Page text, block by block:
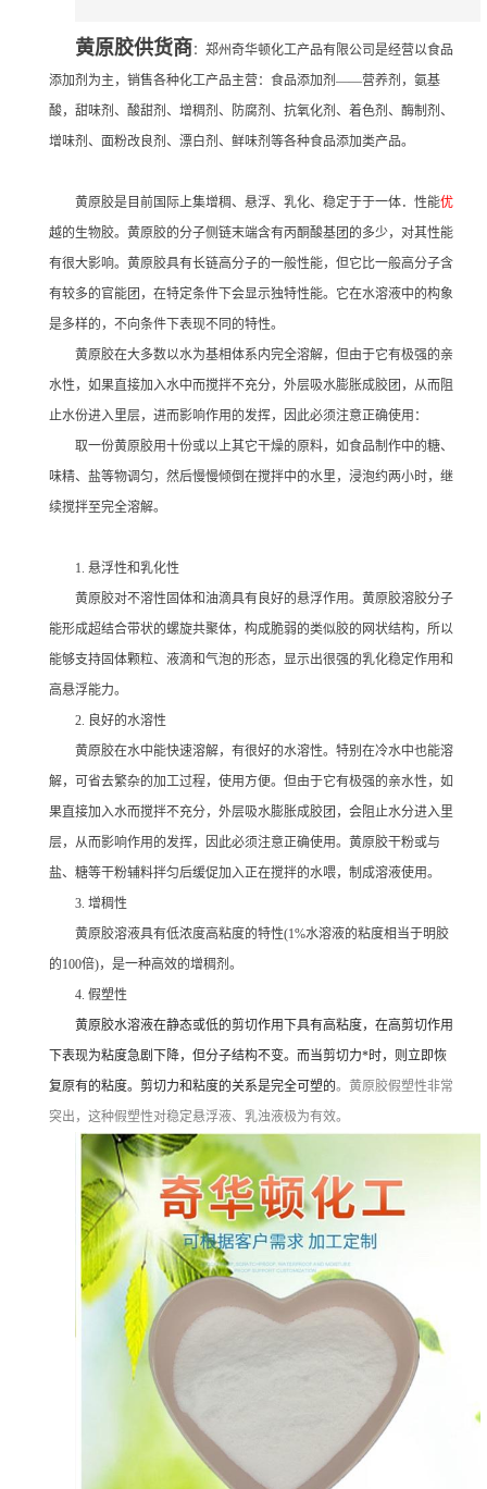
黄原胶供货商 ：郑州奇华顿化工产品有限公司是经营以食品
添加剂为主，销售各种化工产品主营：食品添加剂——营养剂，氨基
酸，甜味剂、酸甜剂、增稠剂、防腐剂、抗氧化剂、着色剂、酶制剂、
增味剂、面粉改良剂、漂白剂、鲜味剂等各种食品添加类产品。
黄原胶是目前国际上集增稠、悬浮、乳化、稳定于于一体．性能优
越的生物胶。黄原胶的分子侧链末端含有丙酮酸基团的多少，对其性能
有很大影响。黄原胶具有长链高分子的一般性能，但它比一般高分子含
有较多的官能团，在特定条件下会显示独特性能。它在水溶液中的构象
是多样的，不向条件下表现不同的特性。
黄原胶在大多数以水为基相体系内完全溶解，但由于它有极强的亲
水性，如果直接加入水中而搅拌不充分，外层吸水膨胀成胶团，从而阻
止水份进入里层，进而影响作用的发挥，因此必须注意正确使用：
取一份黄原胶用十份或以上其它干燥的原料，如食品制作中的糖、
味精、盐等物调匀，然后慢慢倾倒在搅拌中的水里，浸泡约两小时，继
续搅拌至完全溶解。
1. 悬浮性和乳化性
黄原胶对不溶性固体和油滴具有良好的悬浮作用。黄原胶溶胶分子
能形成超结合带状的螺旋共聚体，构成脆弱的类似胶的网状结构，所以
能够支持固体颗粒、液滴和气泡的形态，显示出很强的乳化稳定作用和
高悬浮能力。
2. 良好的水溶性
黄原胶在水中能快速溶解，有很好的水溶性。特别在冷水中也能溶
解，可省去繁杂的加工过程，使用方便。但由于它有极强的亲水性，如
果直接加入水而搅拌不充分，外层吸水膨胀成胶团，会阻止水分进入里
层，从而影响作用的发挥，因此必须注意正确使用。黄原胶干粉或与
盐、糖等干粉辅料拌匀后缓促加入正在搅拌的水喂，制成溶液使用。
3. 增稠性
黄原胶溶液具有低浓度高粘度的特性(1%水溶液的粘度相当于明胶
的100倍)，是一种高效的增稠剂。
4. 假塑性
黄原胶水溶液在静态或低的剪切作用下具有高粘度，在高剪切作用
下表现为粘度急剧下降，但分子结构不变。而当剪切力*时，则立即恢
复原有的粘度。剪切力和粘度的关系是完全可塑的。黄原胶假塑性非常
突出，这种假塑性对稳定悬浮液、乳浊液极为有效。